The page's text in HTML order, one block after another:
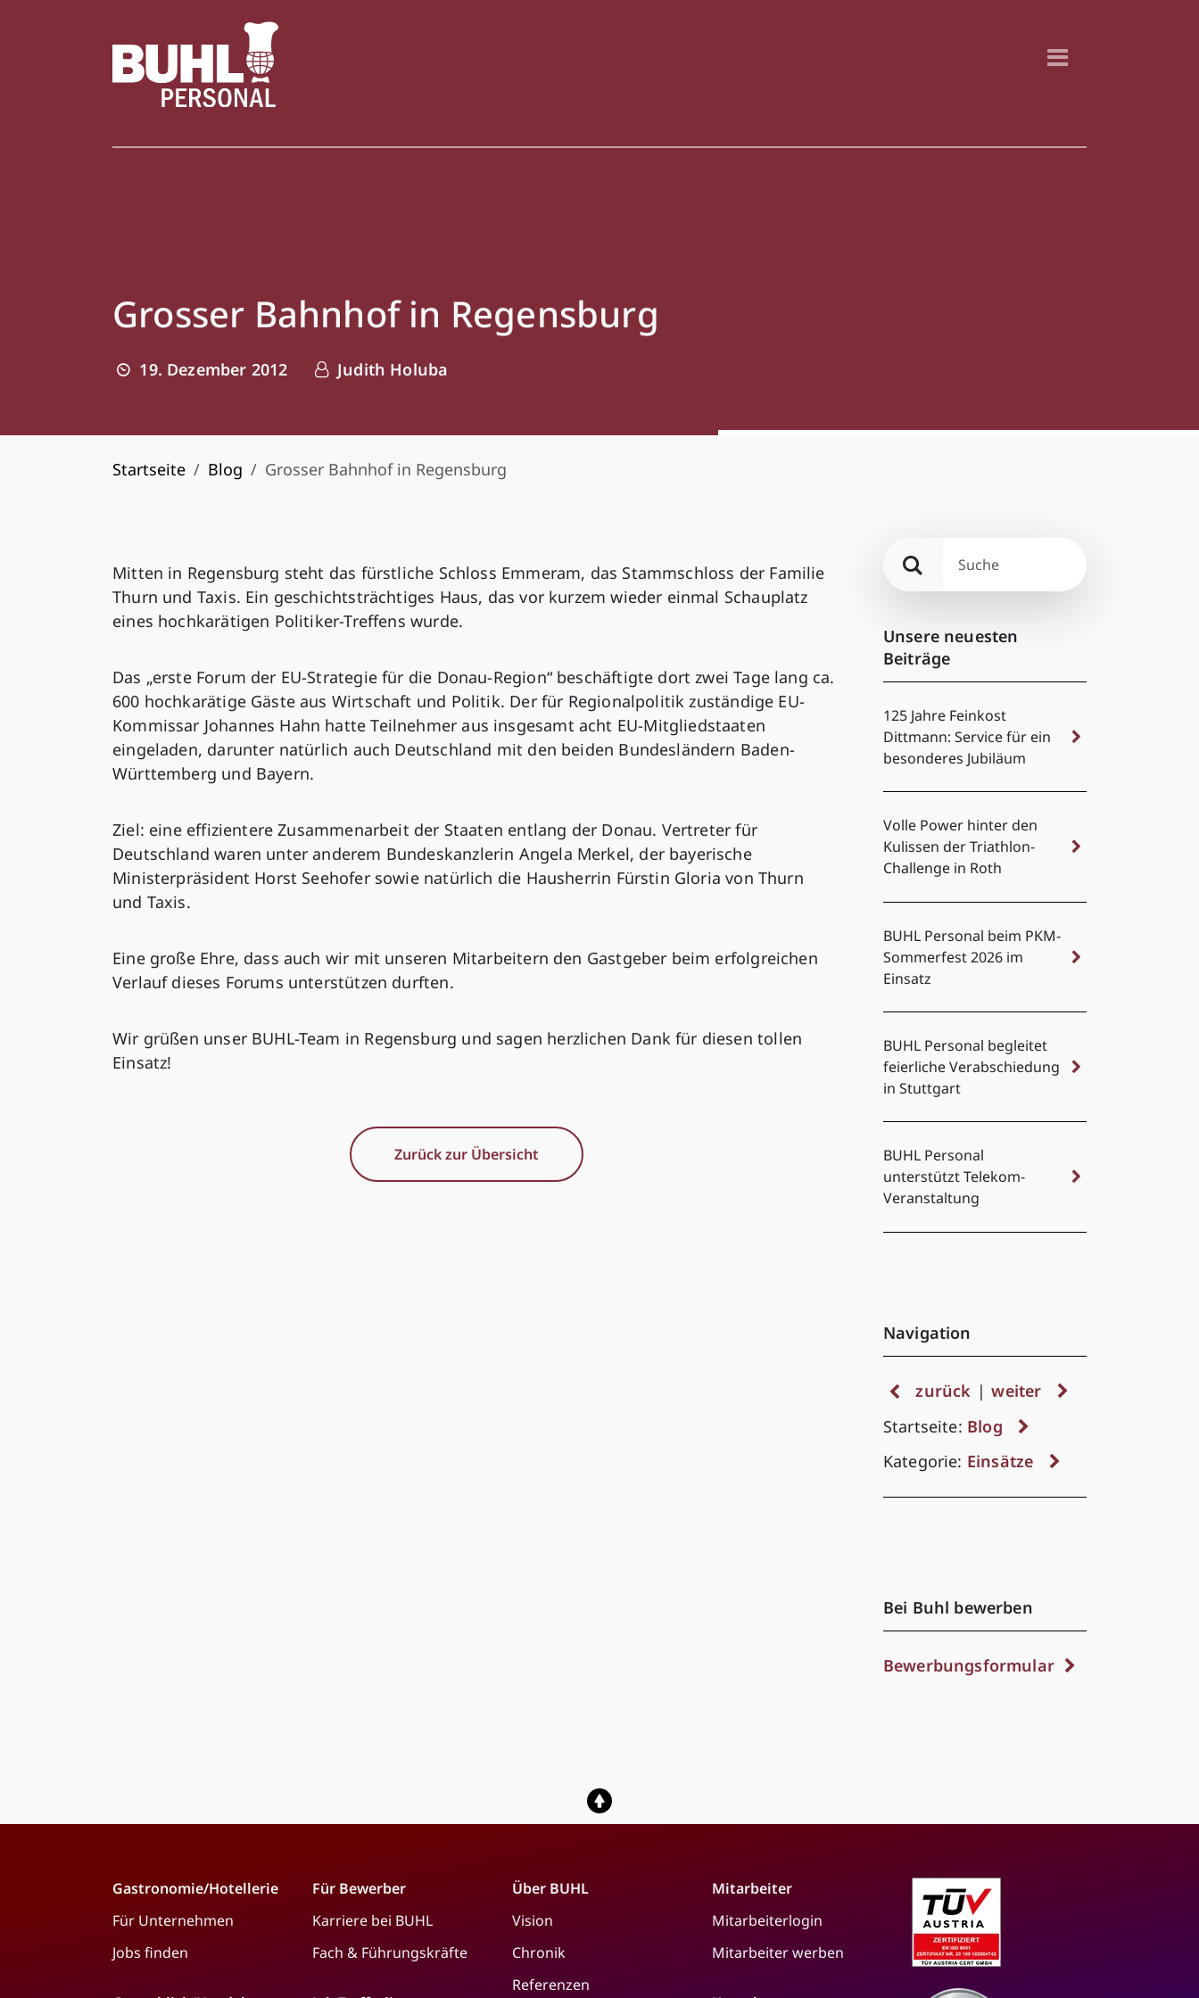
Grosser Bahnhof in Regensburg
19. Dezember 2012 Judith Holuba
Startseite Blog Grosser Bahnhof in Regensburg
Mitten in Regensburg steht das fürstliche Schloss Emmeram, das Stammschloss der Familie
Thurn und Taxis. Ein geschichtsträchtiges Haus, das vor kurzem wieder einmal Schauplatz
eines hochkarätigen Politiker-Treffens wurde.
Das „erste Forum der EU-Strategie für die Donau-Region“ beschäftigte dort zwei Tage lang ca.
600 hochkarätige Gäste aus Wirtschaft und Politik. Der für Regionalpolitik zuständige EU-
Kommissar Johannes Hahn hatte Teilnehmer aus insgesamt acht EU-Mitgliedstaaten
eingeladen, darunter natürlich auch Deutschland mit den beiden Bundesländern Baden-
Württemberg und Bayern.
Ziel: eine effizientere Zusammenarbeit der Staaten entlang der Donau. Vertreter für
Deutschland waren unter anderem Bundeskanzlerin Angela Merkel, der bayerische
Ministerpräsident Horst Seehofer sowie natürlich die Hausherrin Fürstin Gloria von Thurn
und Taxis.
Eine große Ehre, dass auch wir mit unseren Mitarbeitern den Gastgeber beim erfolgreichen
Verlauf dieses Forums unterstützen durften.
Wir grüßen unser BUHL-Team in Regensburg und sagen herzlichen Dank für diesen tollen
Einsatz!
Zurück zur Übersicht
Unsere neuesten
Beiträge
125 Jahre Feinkost
Dittmann: Service für ein
besonderes Jubiläum
Volle Power hinter den
Kulissen der Triathlon-
Challenge in Roth
BUHL Personal beim PKM-
Sommerfest 2026 im
Einsatz
BUHL Personal begleitet
feierliche Verabschiedung
in Stuttgart
BUHL Personal
unterstützt Telekom-
Veranstaltung
Navigation
zurück | weiter
Startseite: Blog
Kategorie: Einsätze
Bei Buhl bewerben
Bewerbungsformular
Gastronomie/Hotellerie
Für Unternehmen
Jobs finden
Für Bewerber
Karriere bei BUHL
Fach & Führungskräfte
Über BUHL
Vision
Chronik
Referenzen
Mitarbeiter
Mitarbeiterlogin
Mitarbeiter werben